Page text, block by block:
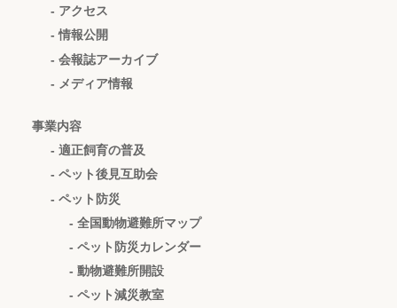
- アクセス
- 情報公開
- 会報誌アーカイブ
- メディア情報
事業内容
- 適正飼育の普及
- ペット後見互助会
- ペット防災
- 全国動物避難所マップ
- ペット防災カレンダー
- 動物避難所開設
- ペット減災教室